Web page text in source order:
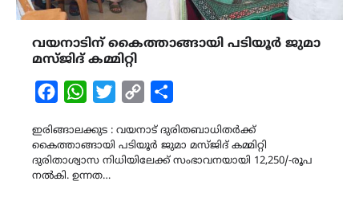
വയനാടിന് കൈത്താങ്ങായി പടിയൂർ ജുമാ
മസ്ജിദ് കമ്മിറ്റി
FacebookWhatsAppTwitterCopy
ഇരിങ്ങാലക്കുട : വയനാട് ദുരിതബാധിതർക്ക്
കൈത്താങ്ങായി പടിയൂർ ജുമാ മസ്ജിദ് കമ്മിറ്റി
ദുരിതാശ്വാസ നിധിയിലേക്ക് സംഭാവനയായി 12,250/-രൂപ
നൽകി. ഉന്നത…